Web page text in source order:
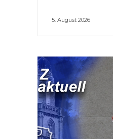
5. August 2026